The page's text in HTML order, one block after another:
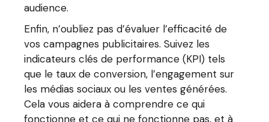
audience.
Enfin, n’oubliez pas d’évaluer l’efficacité de
vos campagnes publicitaires. Suivez les
indicateurs clés de performance (KPI) tels
que le taux de conversion, l’engagement sur
les médias sociaux ou les ventes générées.
Cela vous aidera à comprendre ce qui
fonctionne et ce qui ne fonctionne pas, et à